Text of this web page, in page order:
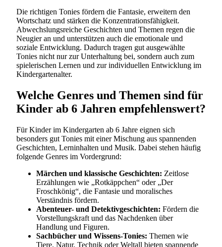
Die richtigen Tonies fördern die Fantasie, erweitern den
Wortschatz und stärken die Konzentrationsfähigkeit.
Abwechslungsreiche Geschichten und Themen regen die
Neugier an und unterstützen auch die emotionale und
soziale Entwicklung. Dadurch tragen gut ausgewählte
Tonies nicht nur zur Unterhaltung bei, sondern auch zum
spielerischen Lernen und zur individuellen Entwicklung im
Kindergartenalter.
Welche Genres und Themen sind für
Kinder ab 6 Jahren empfehlenswert?
Für Kinder im Kindergarten ab 6 Jahre eignen sich
besonders gut Tonies mit einer Mischung aus spannenden
Geschichten, Lerninhalten und Musik. Dabei stehen häufig
folgende Genres im Vordergrund:
Märchen und klassische Geschichten: Zeitlose
Erzählungen wie „Rotkäppchen“ oder „Der
Froschkönig“, die Fantasie und moralisches
Verständnis fördern.
Abenteuer- und Detektivgeschichten: Fördern die
Vorstellungskraft und das Nachdenken über
Handlung und Figuren.
Sachbücher und Wissens-Tonies: Themen wie
Tiere, Natur, Technik oder Weltall bieten spannende